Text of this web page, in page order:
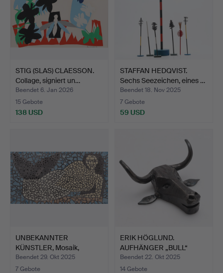
STIG (SLAS) CLAESSON.
Collage, signiert un…
Beendet 6. Jan 2026
15 Gebote
138 USD
STAFFAN HEDQVIST.
Sechs Seezeichen, eines …
Beendet 18. Nov 2025
7 Gebote
59 USD
UNBEKANNTER
KÜNSTLER, Mosaik,
undeutlich s…
Beendet 29. Okt 2025
7 Gebote
ERIK HÖGLUND.
AUFHÄNGER „BULL“
BODA FORGIN…
Beendet 22. Okt 2025
14 Gebote